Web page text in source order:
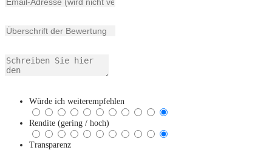
Würde ich weiterempfehlen
Rendite (gering / hoch)
Transparenz